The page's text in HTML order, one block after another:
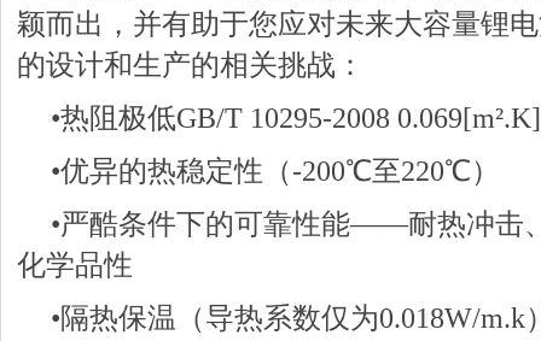
颖而出，并有助于您应对未来大容量锂
的设计和生产的相关挑战：
•热阻极低GB/T 10295-2008
•优异的热稳定性（-200℃至220℃）
•严酷条件下的可靠性能——耐热冲击
化学品性
•隔热保温（导热系数仅为0.018W/m.k